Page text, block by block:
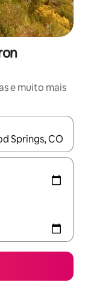
e muito mais
explore-os